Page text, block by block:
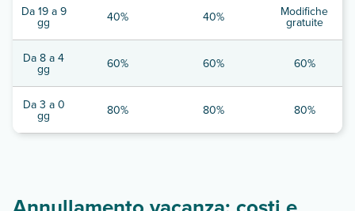
Da 19 a 9
gg 40% 40% Modifiche
gratuite
Da 8 a 4
gg 60% 60% 60%
Da 3 a 0
gg 80% 80% 80%